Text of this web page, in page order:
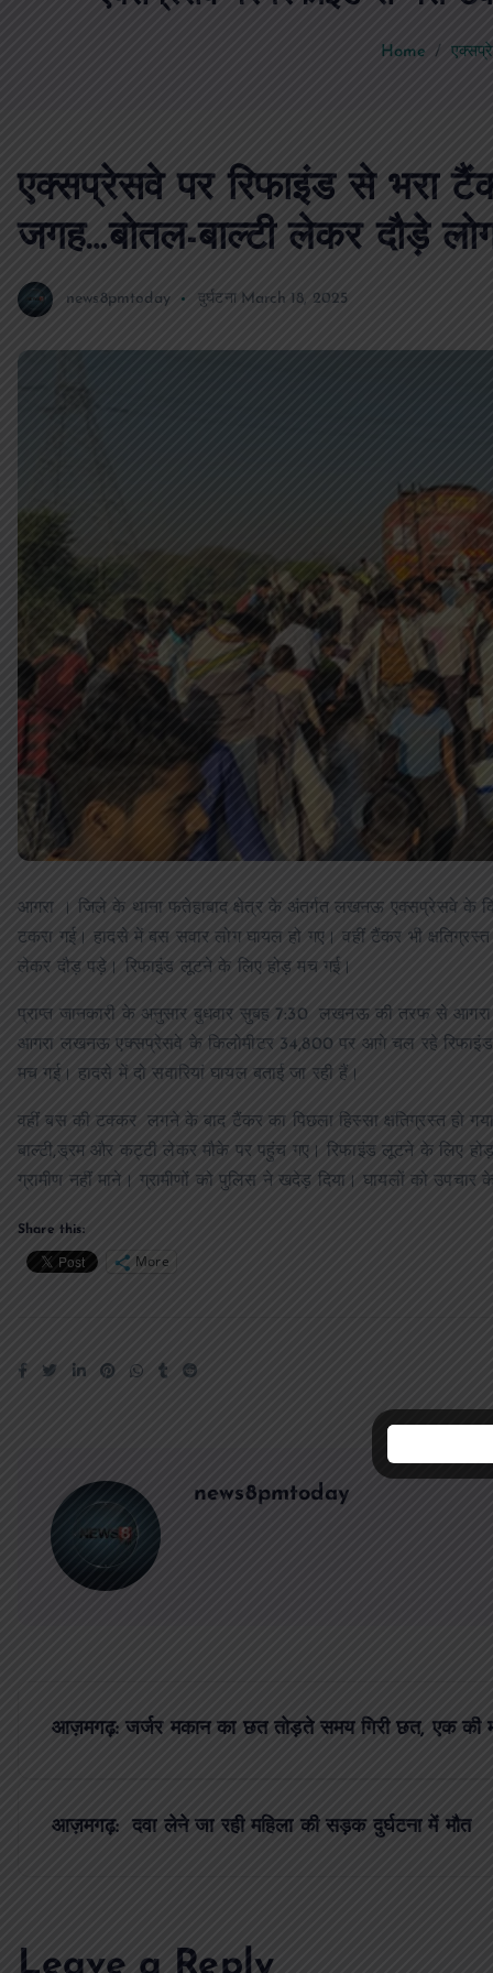
Home
एक्सप्रेसवे पर रिफाइंड से भरा
जगह…बोतल-बाल्टी लेकर दौड़े
news8pmtoday दुर्घटना March 18, 2025
आगरा । जिले के थाना फतेहाबाद क्षेत्र के अंतर्गत लखनऊ एक्सप्रेसवे के
टकरा गई। हादसे में बस सवार लोग घायल हो गए। वहीं टैंकर भी
लेकर दौड़ पड़े। रिफाइंड लूटने के लिए होड़ मच गई।
प्राप्त जानकारी के अनुसार बुधवार सुबह 7:30 लखनऊ की तरफ से आगरा
आगरा लखनऊ एक्सप्रेसवे के किलोमीटर 34,800 पर आगे चल रहे
मच गई। हादसे में दो सवारियां घायल बताई जा रही हैं।
वहीं बस की टक्कर लगने के बाद टैंकर का पिछला हिस्सा क्षतिग्रस्त हो
बाल्टी,ड्रम और कट्टी लेकर मौके पर पहुंच गए। रिफाइंड लूटने के लिए
ग्रामीण नहीं माने। ग्रामीणों को पुलिस ने खदेड़ दिया। घायलों को
Share this:
More
news8pmtoday
n
आज़मगढ़: जर्जर मकान का छत तोड़ते समय गिरी छत, एक की
आज़मगढ़: दवा लेने जा रही महिला की सड़क दुर्घटना में मौत